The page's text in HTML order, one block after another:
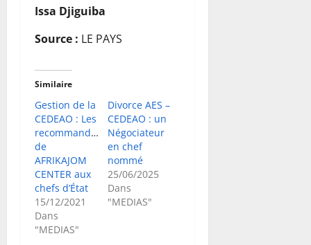
Issa Djiguiba
Source : LE PAYS
Similaire
Gestion de la
CEDEAO : Les
recommandations
de
AFRIKAJOM
CENTER aux
chefs d’État
15/12/2021
Dans
"MEDIAS"
Divorce AES –
CEDEAO : un
Négociateur
en chef
nommé
25/06/2025
Dans
"MEDIAS"